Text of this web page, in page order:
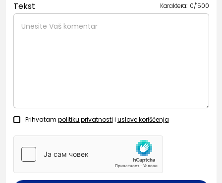
Tekst Karaktera: 0/1500
Prihvatam politiku privatnosti i uslove korišćenja